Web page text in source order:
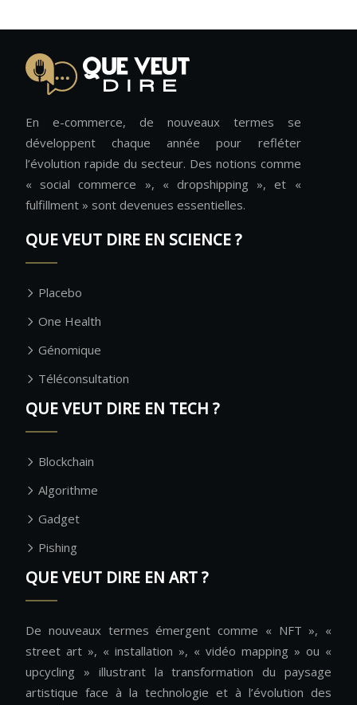
En e-commerce, de nouveaux termes se
développent chaque année pour refléter
l’évolution rapide du secteur. Des notions comme
« social commerce », « dropshipping », et «
fulfillment » sont devenues essentielles.
QUE VEUT DIRE EN SCIENCE ?
Placebo
One Health
Génomique
Téléconsultation
QUE VEUT DIRE EN TECH ?
Blockchain
Algorithme
Gadget
Pishing
QUE VEUT DIRE EN ART ?
De nouveaux termes émergent comme « NFT », «
street art », « installation », « vidéo mapping » ou «
upcycling » illustrant la transformation du paysage
artistique face à la technologie et à l’évolution des